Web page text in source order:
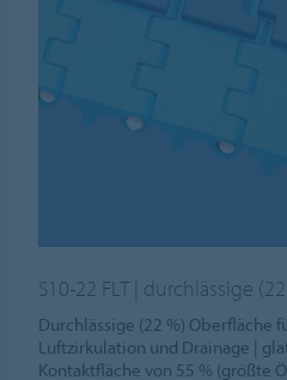
S10-22 FLT | durchlässige
Durchlässige (22 %) Oberfläche
Luftzirkulation und Drainage |
Kontaktfläche von 55 % (größte